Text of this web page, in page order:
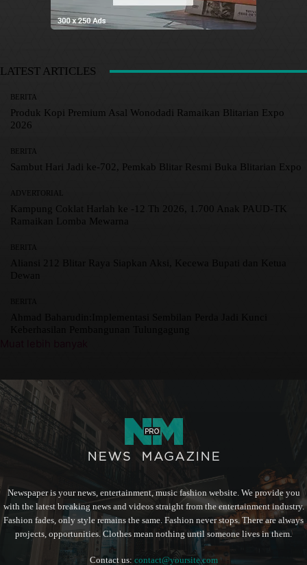
LATEST ARTICLES
BERITA
Produk Kopi Premium Asal Wonodadi Ramaikan Blitarian Expo
2026
BERITA
Sambut Hari Jadi ke-702, Pemkab Blitar Resmi Buka Blitarian Expo
ADVERTORIAL
Kampung Coklat Harlah ke -12 Th 2026, 1.700 Anak PAUD-TK
Ramaikan Lomba Mewarna
BERITA
Aliansi 212 Blitar Raya Siapkan Aksi, Kecewa Bupati dan Ketua
Dewan
Newspaper is your news, entertainment, music fashion website. We provide you
with the latest breaking news and videos straight from the entertainment industry.
Fashion fades, only style remains the same. Fashion never stops. There are always
projects, opportunities. Clothes mean nothing until someone lives in them.
Contact us: contact@yoursite.com